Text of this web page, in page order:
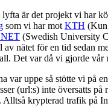
är det projekt vi har
som vi har mot KTH
(Swedish University
nätet för en tid sedan
Det var då vi gjorde vår
var uppe så stötte vi på
(url:s) inte översatts på
. Alltså krypterad trafik på